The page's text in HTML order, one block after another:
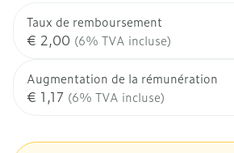
Taux de remboursement
€ 2,00 (6% TVA incluse)
Augmentation de la rémunération
€ 1,17 (6% TVA incluse)